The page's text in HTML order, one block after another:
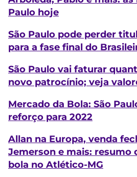
Paulo hoje
São Paulo pode perder
para a fase final do
São Paulo vai faturar
novo patrocínio; veja
Mercado da Bola: São
reforço para 2022
Allan na Europa, venda
Jemerson e mais: resumo
bola no Atlético-MG